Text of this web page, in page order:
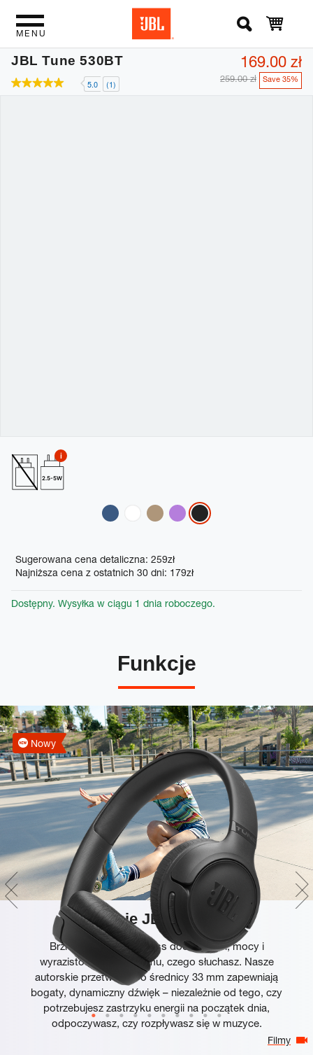
MENU
JBL Tune 530BT
5.0 (1)
169.00 zł
259.00 zł Save 35%
Promotions
Sugerowana cena detaliczna: 259zł
Najniższa cena z ostatnich 30 dni: 179zł
Dostępny. Wysyłka w ciągu 1 dnia roboczego.
2.5-5W
Nowy
Filmy
Funkcje
Brzmienie JBL Pure Bass
Brzmienie JBL Pure Bass dodaje głębi, mocy i
wyrazistości wszystkiemu, czego słuchasz. Nasze
autorskie przetworniki o średnicy 33 mm zapewniają
bogaty, dynamiczny dźwięk – niezależnie od tego, czy
potrzebujesz zastrzyku energii na początek dnia,
odpoczywasz, czy rozpływasz się w muzyce.